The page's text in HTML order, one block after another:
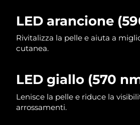
LED arancione
Rivitalizza la pelle e aiuta a
cutanea.
LED giallo (570
Lenisce la pelle e riduce la
arrossamenti.
Russia
Arabia Saudita
Slovacchia
Slovenia